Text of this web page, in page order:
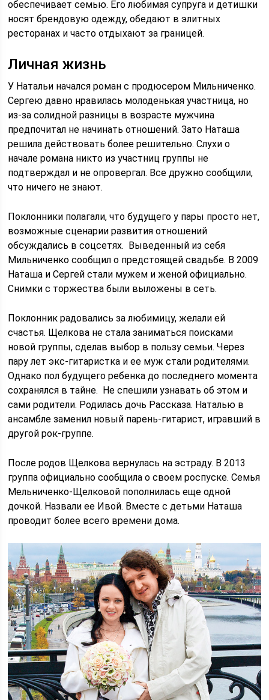
обеспечивает семью. Его любимая супруга и детишки
носят брендовую одежду, обедают в элитных
ресторанах и часто отдыхают за границей.
Личная жизнь
У Натальи начался роман с продюсером Мильниченко.
Сергею давно нравилась молоденькая участница, но
из-за солидной разницы в возрасте мужчина
предпочитал не начинать отношений. Зато Наташа
решила действовать более решительно. Слухи о
начале романа никто из участниц группы не
подтверждал и не опровергал. Все дружно сообщили,
что ничего не знают.
Поклонники полагали, что будущего у пары просто нет,
возможные сценарии развития отношений
обсуждались в соцсетях. Выведенный из себя
Мильниченко сообщил о предстоящей свадьбе. В 2009
Наташа и Сергей стали мужем и женой официально.
Снимки с торжества были выложены в сеть.
Поклонник радовались за любимицу, желали ей
счастья. Щелкова не стала заниматься поисками
новой группы, сделав выбор в пользу семьи. Через
пару лет экс-гитаристка и ее муж стали родителями.
Однако пол будущего ребенка до последнего момента
сохранялся в тайне. Не спешили узнавать об этом и
сами родители. Родилась дочь Рассказа. Наталью в
ансамбле заменил новый парень-гитарист, игравший в
другой рок-группе.
После родов Щелкова вернулась на эстраду. В 2013
группа официально сообщила о своем роспуске. Семья
Мельниченко-Щелковой пополнилась еще одной
дочкой. Назвали ее Ивой. Вместе с детьми Наташа
проводит более всего времени дома.